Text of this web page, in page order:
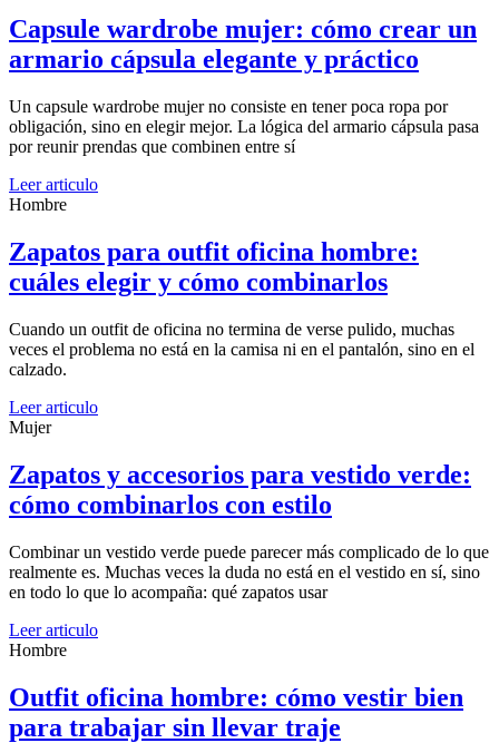
Capsule wardrobe mujer: cómo crear un
armario cápsula elegante y práctico
Un capsule wardrobe mujer no consiste en tener poca ropa por
obligación, sino en elegir mejor. La lógica del armario cápsula pasa
por reunir prendas que combinen entre sí
Leer articulo
Hombre
Zapatos para outfit oficina hombre:
cuáles elegir y cómo combinarlos
Cuando un outfit de oficina no termina de verse pulido, muchas
veces el problema no está en la camisa ni en el pantalón, sino en el
calzado.
Leer articulo
Mujer
Zapatos y accesorios para vestido verde:
cómo combinarlos con estilo
Combinar un vestido verde puede parecer más complicado de lo que
realmente es. Muchas veces la duda no está en el vestido en sí, sino
en todo lo que lo acompaña: qué zapatos usar
Leer articulo
Hombre
Outfit oficina hombre: cómo vestir bien
para trabajar sin llevar traje